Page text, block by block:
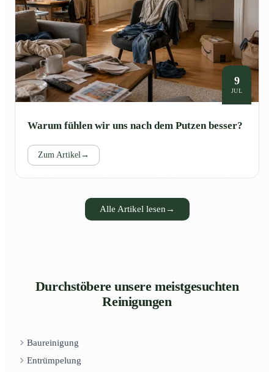
9
JUL
Warum fühlen wir uns nach dem Putzen besser?
Zum Artikel →
Alle Artikel lesen →
Durchstöbere unsere meistgesuchten
Reinigungen
Baureinigung
Entrümpelung